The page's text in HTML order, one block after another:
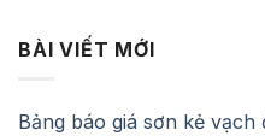
BÀI VIẾT MỚI
Bảng báo giá sơn kẻ